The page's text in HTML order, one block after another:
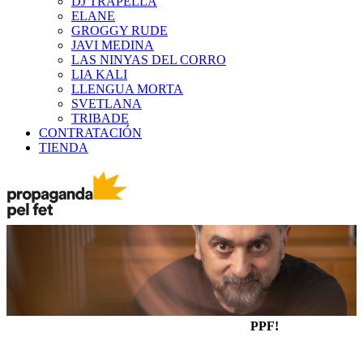
ELANE
GROGGY RUDE
JAVI MEDINA
LAS NINYAS DEL CORRO
LIA KALI
LLENGUA MORTA
SVETLANA
TRIBADE
CONTRATACIÓN
TIENDA
PPF!